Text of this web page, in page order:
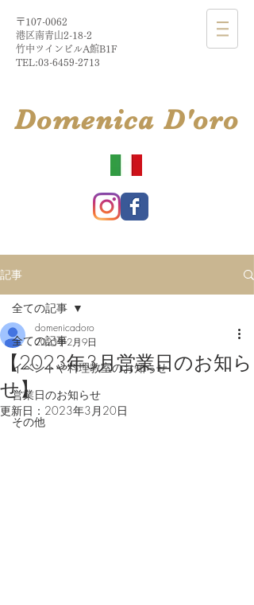
〒107-0062
港区南青山2-18-2​
​竹中ツインビルA館B1F
TEL:03-6459-2713
​DomenicaD'oro
記事
全ての記事
イベントや料理教室のお知らせ
営業日のお知らせ
その他
全ての記事
【2023年3月営業日のお知ら
せ】
domenicadoro
2023年2月9日
更新日： 2023年3月20日